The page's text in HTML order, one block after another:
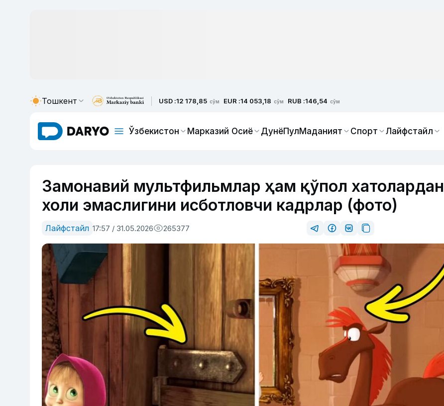
Тошкент USD :12 178,85 сўм EUR :14 053,18 сўм RUB :146,54 сўм
Ўзбекистон Марказий Осиё ДунёПулМаданият Спорт Лайфстайл
Замонавий мультфильмлар ҳам қўпол хатолардан
холи эмаслигини исботловчи кадрлар (фото)
Лайфстайл 17:57 / 31.05.2026 265377